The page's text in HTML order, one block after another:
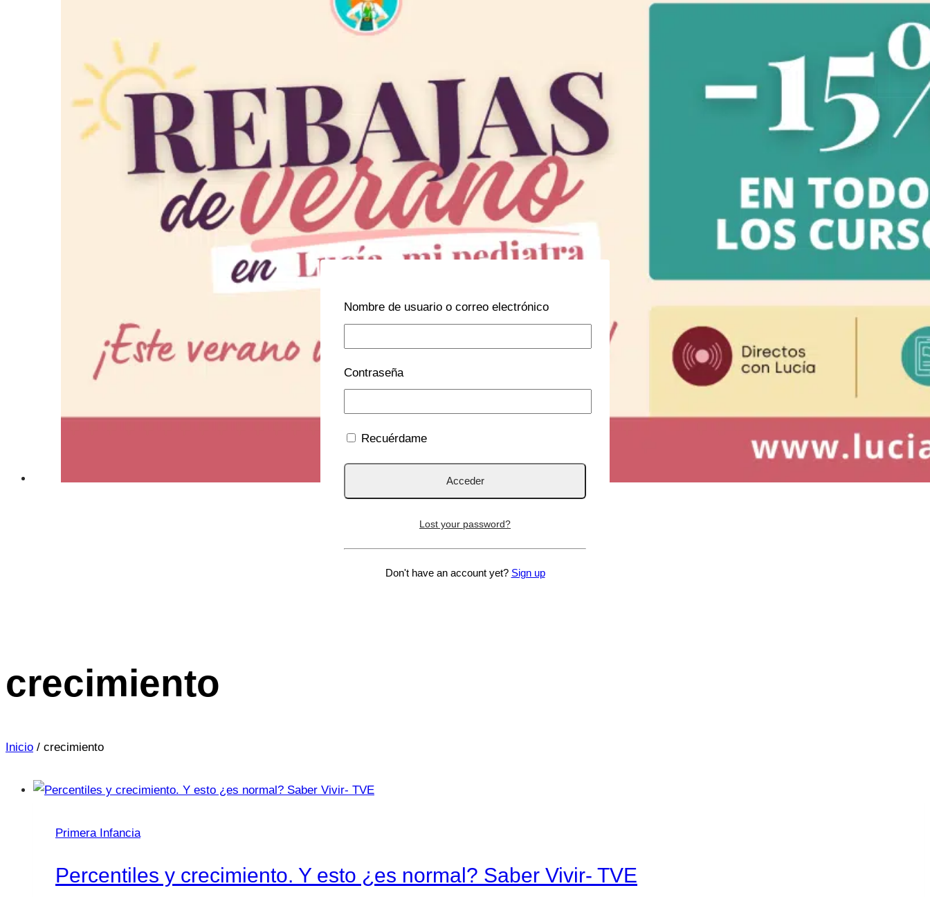
crecimiento
Inicio / crecimiento
Primera Infancia
Percentiles y crecimiento. Y esto ¿es normal? Saber Vivir- TVE
Nombre de usuario o correo electrónico
Contraseña
Recuérdame
Lost your password?
Don't have an account yet? Sign up